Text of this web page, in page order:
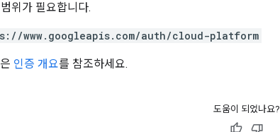
위가 필요합니다.
www.googleapis.com/auth/cloud-platform
인증 개요를 참조하세요.
도움이 되었나요?